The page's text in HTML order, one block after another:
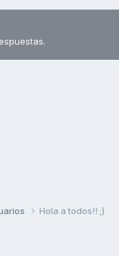
Hola a todos!! ;)